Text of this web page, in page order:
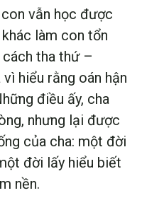
vẫn học được
làm con tổn
tha thứ –
hiểu rằng oán hận
điều ấy, cha
nhưng lại được
của cha: một đời
đời lấy hiểu biết
nền.